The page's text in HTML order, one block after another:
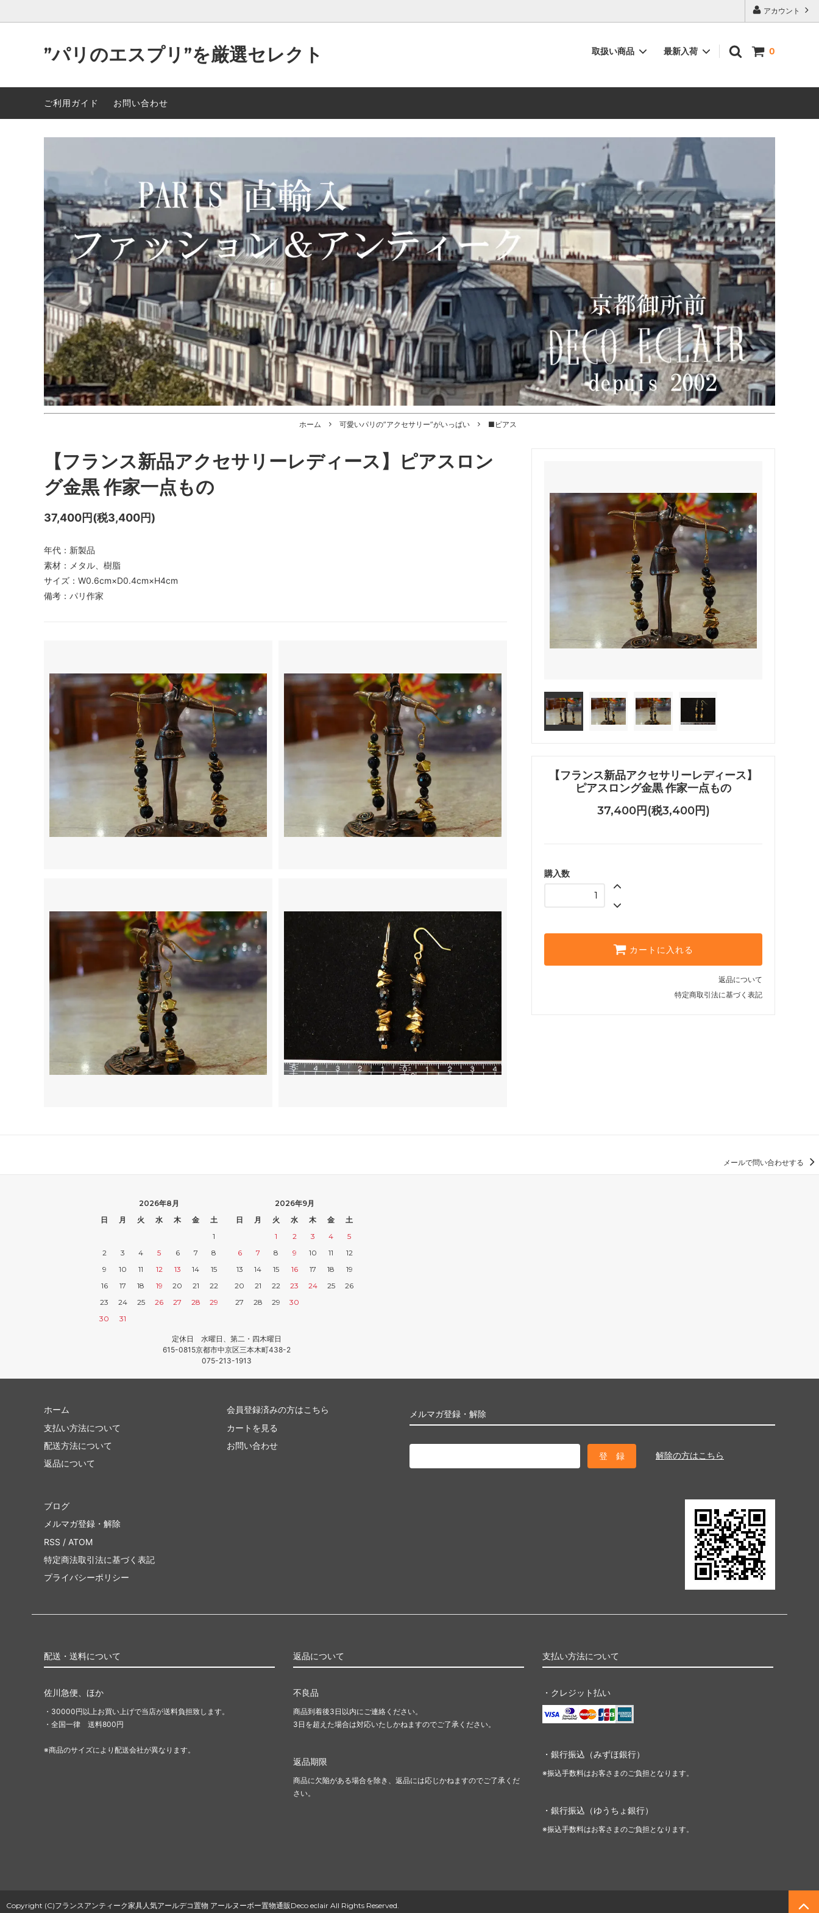
アカウント
”パリのエスプリ”を厳選セレクト 0
取扱い商品 最新入荷
ご利用ガイド
お問い合わせ
ホーム 可愛いパリの”アクセサリー”がいっぱい ■ピアス
【フランス新品アクセサリーレディース】
ピアスロング金黒 作家一点もの
37,400円(税3,400円)
購入数
カートに入れる
返品について
特定商取引法に基づく表記
【フランス新品アクセサリーレディース】ピアスロン
グ金黒 作家一点もの
37,400円(税3,400円)
年代：新製品
素材：メタル、樹脂
サイズ：W0.6cm×D0.4cm×H4cm
備考：パリ作家
メールで問い合わせする
2026年8月
日
月 火 水 木 金
土
1
2
3 4 5 6 7
8
9
10 11 12 13 14
15
16
17 18 19 20 21
22
23
24 25 26 27 28
29
30
31
2026年9月
日
月 火 水 木 金
土
1
2 3 4
5
6
7 8 9 10 11
12
13
14 15 16 17 18
19
20
21 22 23 24 25
26
27
28 29 30
定休日 水曜日、第二・四木曜日
615-0815京都市中京区三本木町438-2
075-213-1913
メルマガ登録・解除
解除の方はこちら
ホーム
支払い方法について
配送方法について
返品について
会員登録済みの方はこちら
カートを見る
お問い合わせ
ブログ
メルマガ登録・解除
RSS / ATOM
特定商法取引法に基づく表記
プライバシーポリシー
配送・送料について
佐川急便、ほか
・30000円以上お買い上げで当店が送料負担致します。
・全国一律 送料800円
※商品のサイズにより配送会社が異なります。
返品について
不良品
商品到着後3日以内にご連絡ください。
3日を超えた場合は対応いたしかねますのでご了承ください。
返品期限
商品に欠陥がある場合を除き、返品には応じかねますのでご了承くだ
さい。
支払い方法について
・クレジット払い
・銀行振込（みずほ銀行）
※振込手数料はお客さまのご負担となります。
・銀行振込（ゆうちょ銀行）
※振込手数料はお客さまのご負担となります。
Copyright (C)フランスアンティーク家具人気アールデコ置物 アールヌーボー置物通販Deco eclair All Rights Reserved.